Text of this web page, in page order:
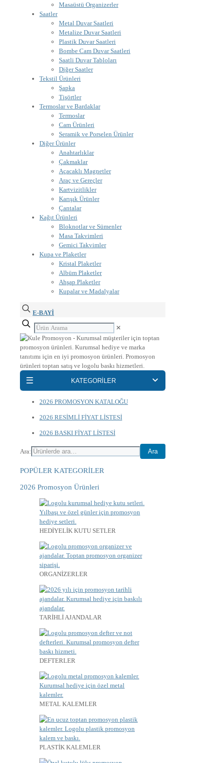
Masaüstü Organizerler
Saatler
Metal Duvar Saatleri
Metalize Duvar Saatleri
Plastik Duvar Saatleri
Bombe Cam Duvar Saatleri
Saatli Duvar Tabloları
Diğer Saatler
Tekstil Ürünleri
Şapka
Tişörtler
Termoslar ve Bardaklar
Termoslar
Cam Ürünleri
Seramik ve Porselen Ürünler
Diğer Ürünler
Anahtarlıklar
Çakmaklar
Açacaklı Magnetler
Araç ve Gereçler
Kartvizitlikler
Karışık Ürünler
Çantalar
Kağıt Ürünleri
Bloknotlar ve Sümenler
Masa Takvimleri
Gemici Takvimler
Kupa ve Plaketler
Kristal Plaketler
Albüm Plaketler
Ahşap Plaketler
Kupalar ve Madalyalar
E-BAYİ
✕
☰ KATEGORİLER
2026 PROMOSYON KATALOĞU
2026 RESİMLİ FİYAT LİSTESİ
2026 BASKI FİYAT LİSTESİ
Ara: Ara
POPÜLER KATEGORİLER
2026 Promosyon Ürünleri
HEDİYELİK KUTU SETLER
ORGANİZERLER
TARİHLİ AJANDALAR
DEFTERLER
METAL KALEMLER
PLASTİK KALEMLER